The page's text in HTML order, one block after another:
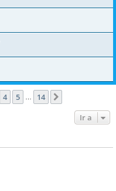
14
4 5 14
Ir a